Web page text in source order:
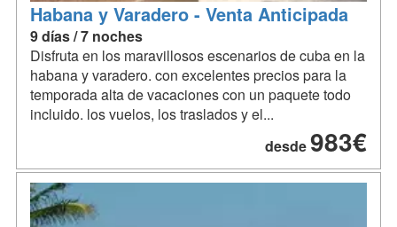
Habana y Varadero - Venta Anticipada
9 días / 7 noches
Disfruta en los maravillosos escenarios de cuba en la
habana y varadero. con excelentes precios para la
temporada alta de vacaciones con un paquete todo
incluido. los vuelos, los traslados y el...
desde983€